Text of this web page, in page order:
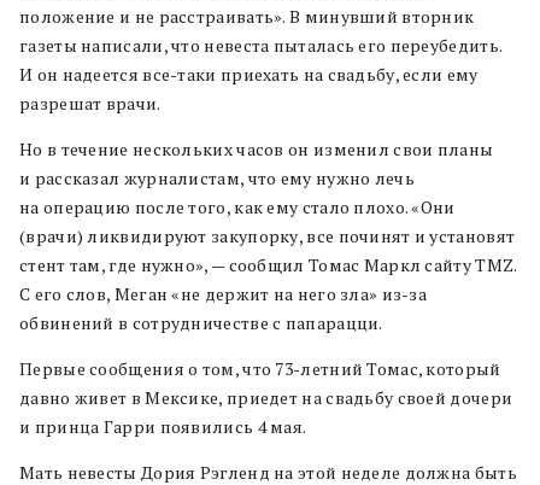
положение и не расстраивать». В минувший вторник
газеты написали, что невеста пыталась его переубедить.
И он надеется все-таки приехать на свадьбу, если ему
разрешат врачи.
Но в течение нескольких часов он изменил свои планы
и рассказал журналистам, что ему нужно лечь
на операцию после того, как ему стало плохо. «Они
(врачи) ликвидируют закупорку, все починят и установят
стент там, где нужно», — сообщил Томас Маркл сайту TMZ.
С его слов, Меган «не держит на него зла» из-за
обвинений в сотрудничестве с папарацци.
Первые сообщения о том, что 73-летний Томас, который
давно живет в Мексике, приедет на свадьбу своей дочери
и принца Гарри появились 4 мая.
Мать невесты Дория Рэгленд на этой неделе должна быть